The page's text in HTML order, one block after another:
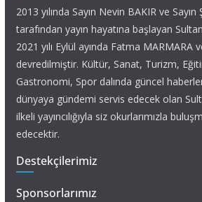
2013 yılında Sayın Nevin BAKIR ve
tarafından yayın hayatına başlayan
2021 yılı Eylül ayında Fatma MARMARA
devredilmiştir. Kültür, Sanat, Turizm,
Gastronomi, Spor dalında güncel
dünyaya gündemi servis edecek olan
ilkeli yayıncılığıyla siz okurlarımızla
edecektir.
Destekçilerimiz
Sponsorlarımız